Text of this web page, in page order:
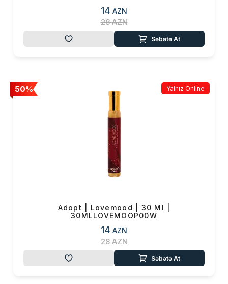
14 AZN
28AZN
Səbətə At
50% Yalnız Online
Adopt | Lovemood | 30 Ml |
30MLLOVEMOOP00W
14 AZN
28AZN
Səbətə At